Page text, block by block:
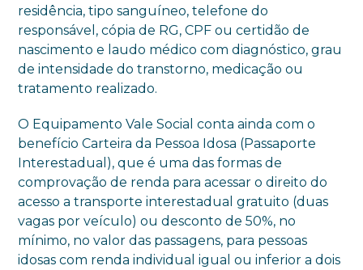
residência, tipo sanguíneo, telefone do
responsável, cópia de RG, CPF ou certidão de
nascimento e laudo médico com diagnóstico, grau
de intensidade do transtorno, medicação ou
tratamento realizado.
O Equipamento Vale Social conta ainda com o
benefício Carteira da Pessoa Idosa (Passaporte
Interestadual), que é uma das formas de
comprovação de renda para acessar o direito do
acesso a transporte interestadual gratuito (duas
vagas por veículo) ou desconto de 50%, no
mínimo, no valor das passagens, para pessoas
idosas com renda individual igual ou inferior a dois